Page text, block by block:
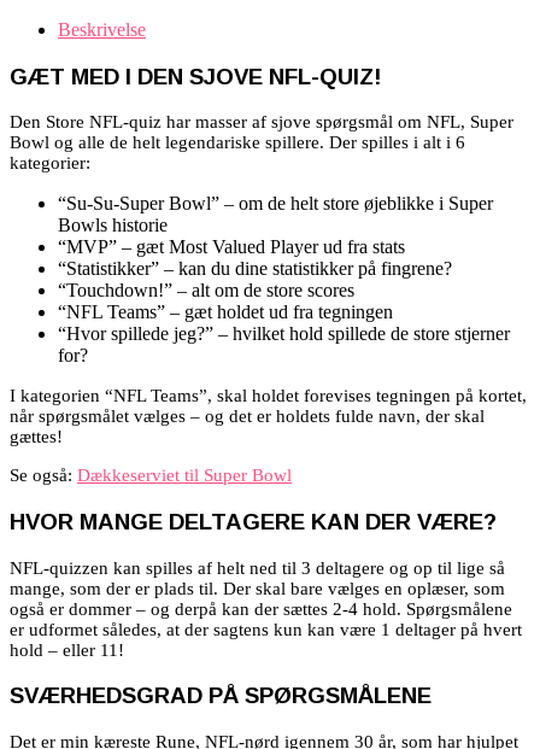
Beskrivelse
GÆT MED I DEN SJOVE NFL-QUIZ!
Den Store NFL-quiz har masser af sjove spørgsmål om NFL, Super
Bowl og alle de helt legendariske spillere. Der spilles i alt i 6
kategorier:
“Su-Su-Super Bowl” – om de helt store øjeblikke i Super
Bowls historie
“MVP” – gæt Most Valued Player ud fra stats
“Statistikker” – kan du dine statistikker på fingrene?
“Touchdown!” – alt om de store scores
“NFL Teams” – gæt holdet ud fra tegningen
“Hvor spillede jeg?” – hvilket hold spillede de store stjerner
for?
I kategorien “NFL Teams”, skal holdet forevises tegningen på kortet,
når spørgsmålet vælges – og det er holdets fulde navn, der skal
gættes!
Se også: Dækkeserviet til Super Bowl
HVOR MANGE DELTAGERE KAN DER VÆRE?
NFL-quizzen kan spilles af helt ned til 3 deltagere og op til lige så
mange, som der er plads til. Der skal bare vælges en oplæser, som
også er dommer – og derpå kan der sættes 2-4 hold. Spørgsmålene
er udformet således, at der sagtens kun kan være 1 deltager på hvert
hold – eller 11!
SVÆRHEDSGRAD PÅ SPØRGSMÅLENE
Det er min kæreste Rune, NFL-nørd igennem 30 år, som har hjulpet